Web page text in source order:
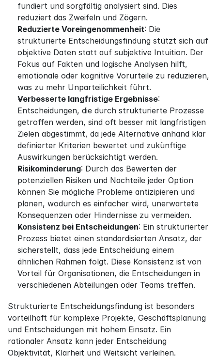
fundiert und sorgfältig analysiert sind. Dies
reduziert das Zweifeln und Zögern.
Reduzierte Voreingenommenheit: Die
strukturierte Entscheidungsfindung stützt sich auf
objektive Daten statt auf subjektive Intuition. Der
Fokus auf Fakten und logische Analysen hilft,
emotionale oder kognitive Vorurteile zu reduzieren,
was zu mehr Unparteilichkeit führt.
Verbesserte langfristige Ergebnisse:
Entscheidungen, die durch strukturierte Prozesse
getroffen werden, sind oft besser mit langfristigen
Zielen abgestimmt, da jede Alternative anhand klar
definierter Kriterien bewertet und zukünftige
Auswirkungen berücksichtigt werden.
Risikominderung: Durch das Bewerten der
potenziellen Risiken und Nachteile jeder Option
können Sie mögliche Probleme antizipieren und
planen, wodurch es einfacher wird, unerwartete
Konsequenzen oder Hindernisse zu vermeiden.
Konsistenz bei Entscheidungen: Ein strukturierter
Prozess bietet einen standardisierten Ansatz, der
sicherstellt, dass jede Entscheidung einem
ähnlichen Rahmen folgt. Diese Konsistenz ist von
Vorteil für Organisationen, die Entscheidungen in
verschiedenen Abteilungen oder Teams treffen.
Strukturierte Entscheidungsfindung ist besonders
vorteilhaft für komplexe Projekte, Geschäftsplanung
und Entscheidungen mit hohem Einsatz. Ein
rationaler Ansatz kann jeder Entscheidung
Objektivität, Klarheit und Weitsicht verleihen.